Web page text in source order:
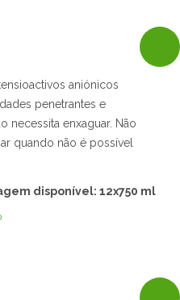
aniónicos
penetrantes e
necessita enxaguar. Não
quando não é possível
disponível: 12x750 ml